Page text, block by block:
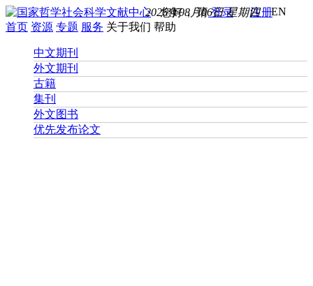
您好， 请登录 注册EN
2026年08月06日 星期四
首页 资源 专题 服务 关于我们 帮助
中文期刊
外文期刊
古籍
集刊
外文图书
优先发布论文